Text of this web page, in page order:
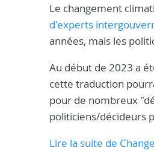
Le changement
d'experts
années, mais les
Au début de 2023 a
cette traduction
pour de nombreux
politiciens/décideurs
Lire la suite de